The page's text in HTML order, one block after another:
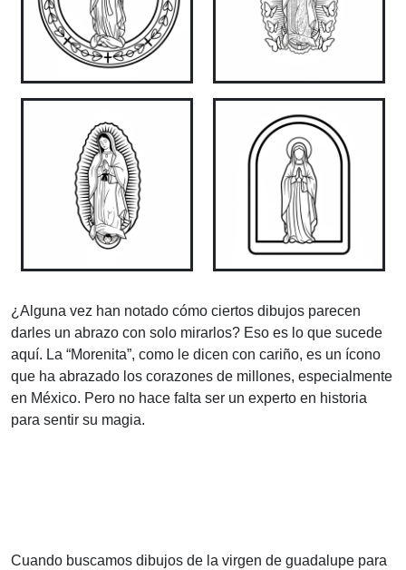
¿Alguna vez han notado cómo ciertos dibujos parecen
darles un abrazo con solo mirarlos? Eso es lo que sucede
aquí. La “Morenita”, como le dicen con cariño, es un ícono
que ha abrazado los corazones de millones, especialmente
en México. Pero no hace falta ser un experto en historia
para sentir su magia.
Cuando buscamos dibujos de la virgen de guadalupe para